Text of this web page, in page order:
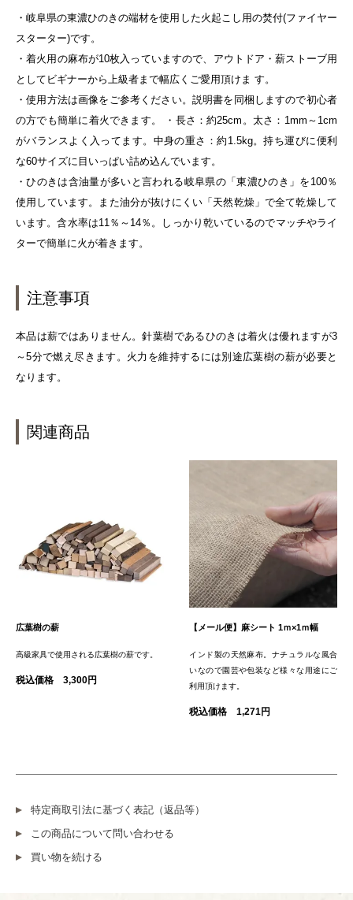
・岐阜県の東濃ひのきの端材を使用した火起こし用の焚付(ファイヤー
スターター)です。
・着火用の麻布が10枚入っていますので、アウトドア・薪ストーブ用
としてビギナーから上級者まで幅広くご愛用頂けま す。
・使用方法は画像をご参考ください。説明書を同梱しますので初心者
の方でも簡単に着火できます。 ・長さ：約25cm。太さ：1mm～1cm
がバランスよく入ってます。中身の重さ：約1.5kg。持ち運びに便利
な60サイズに目いっぱい詰め込んでいます。
・ひのきは含油量が多いと言われる岐阜県の「東濃ひのき」を100％
使用しています。また油分が抜けにくい「天然乾燥」で全て乾燥して
います。含水率は11％～14％。しっかり乾いているのでマッチやライ
ターで簡単に火が着きます。
注意事項
本品は薪ではありません。針葉樹であるひのきは着火は優れますが3
～5分で燃え尽きます。火力を維持するには別途広葉樹の薪が必要と
なります。
関連商品
広葉樹の薪
高級家具で使用される広葉樹の薪です。
税込価格 3,300円
【メール便】麻シート 1ｍ×1ｍ幅
インド製の天然麻布。ナチュラルな風合
いなので園芸や包装など様々な用途にご
利用頂けます。
税込価格 1,271円
特定商取引法に基づく表記（返品等）
この商品について問い合わせる
買い物を続ける